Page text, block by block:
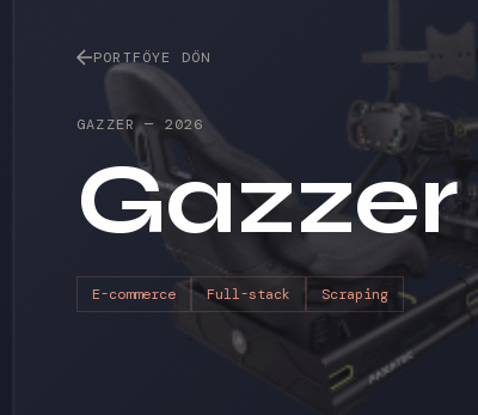
PORTFÖYE DÖN
GAZZER— 2026
E-commerce Full-stack Scraping